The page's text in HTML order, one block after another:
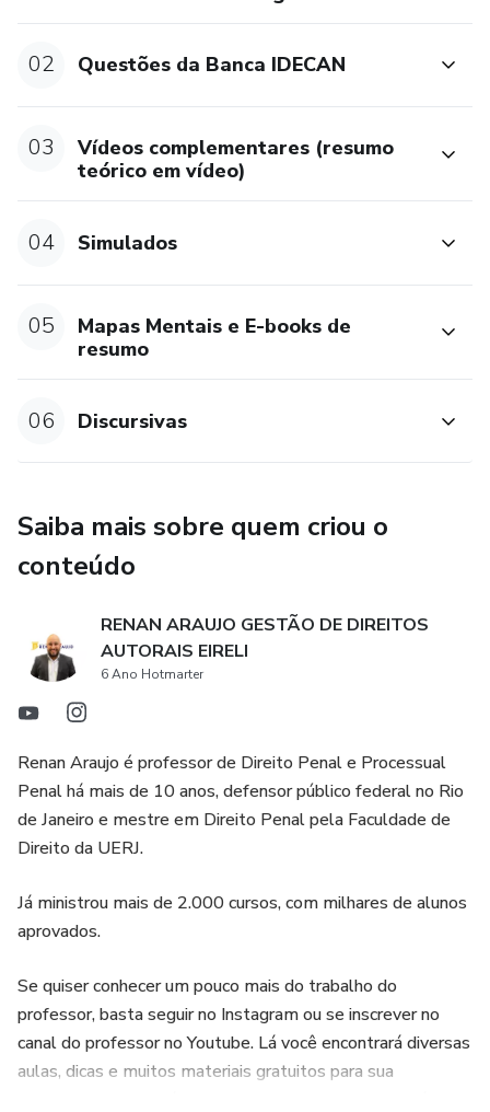
02 Questões da Banca IDECAN
03
Vídeos complementares (resumo
teórico em vídeo)
04 Simulados
05
Mapas Mentais e E-books de
resumo
06 Discursivas
Saiba mais sobre quem criou o
conteúdo
RENAN ARAUJO GESTÃO DE DIREITOS
AUTORAIS EIRELI
6 Ano Hotmarter
Renan Araujo é professor de Direito Penal e Processual
Penal há mais de 10 anos, defensor público federal no Rio
de Janeiro e mestre em Direito Penal pela Faculdade de
Direito da UERJ.
Já ministrou mais de 2.000 cursos, com milhares de alunos
aprovados.
Se quiser conhecer um pouco mais do trabalho do
professor, basta seguir no Instagram ou se inscrever no
canal do professor no Youtube. Lá você encontrará diversas
aulas, dicas e muitos materiais gratuitos para sua